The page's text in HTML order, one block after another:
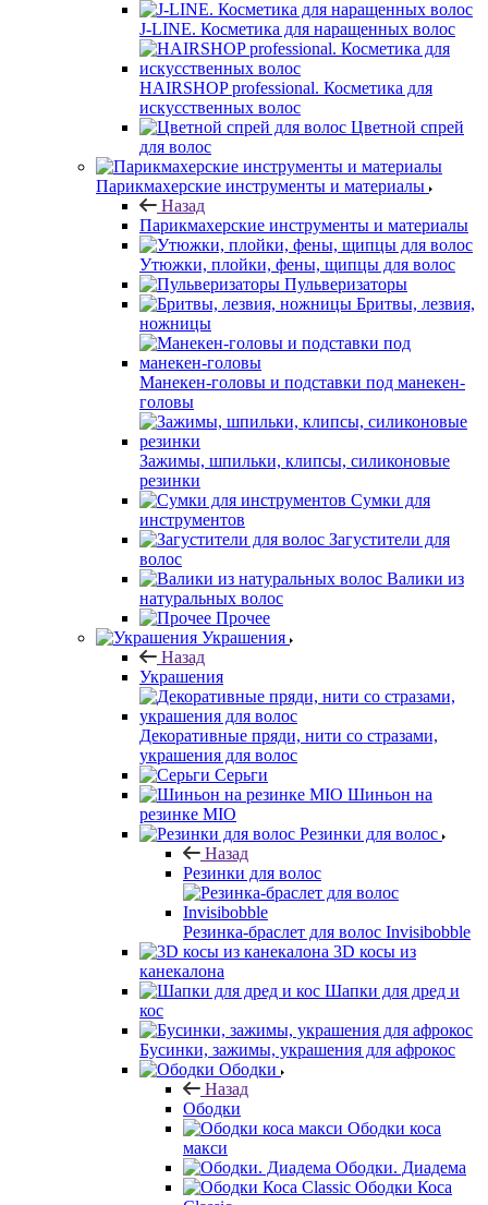
J-LINE. Косметика для наращенных волос
HAIRSHOP professional. Косметика для
искусственных волос
Цветной спрей
для волос
Парикмахерские инструменты и материалы
Назад
Парикмахерские инструменты и материалы
Утюжки, плойки, фены, щипцы для волос
Пульверизаторы
Бритвы, лезвия,
ножницы
Манекен-головы и подставки под манекен-
головы
Зажимы, шпильки, клипсы, силиконовые
резинки
Сумки для
инструментов
Загустители для
волос
Валики из
натуральных волос
Прочее
Украшения
Назад
Украшения
Декоративные пряди, нити со стразами,
украшения для волос
Серьги
Шиньон на
резинке MIO
Резинки для волос
Назад
Резинки для волос
Резинка-браслет для волос Invisibobble
3D косы из
канекалона
Шапки для дред и
кос
Бусинки, зажимы, украшения для афрокос
Ободки
Назад
Ободки
Ободки коса
макси
Ободки. Диадема
Ободки Коса